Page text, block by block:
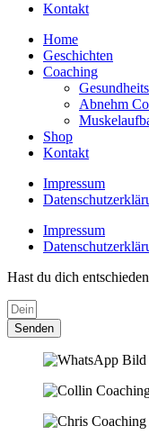
Kontakt
Home
Geschichten
Coaching
Abnehm
Shop
Kontakt
Impressum
Impressum
Hast du dich
Senden